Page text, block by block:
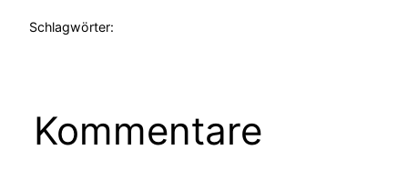
Schlagwörter:
Kommentare